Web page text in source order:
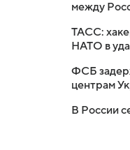
между
ТАСС:
НАТО в
ФСБ
центрам
В России